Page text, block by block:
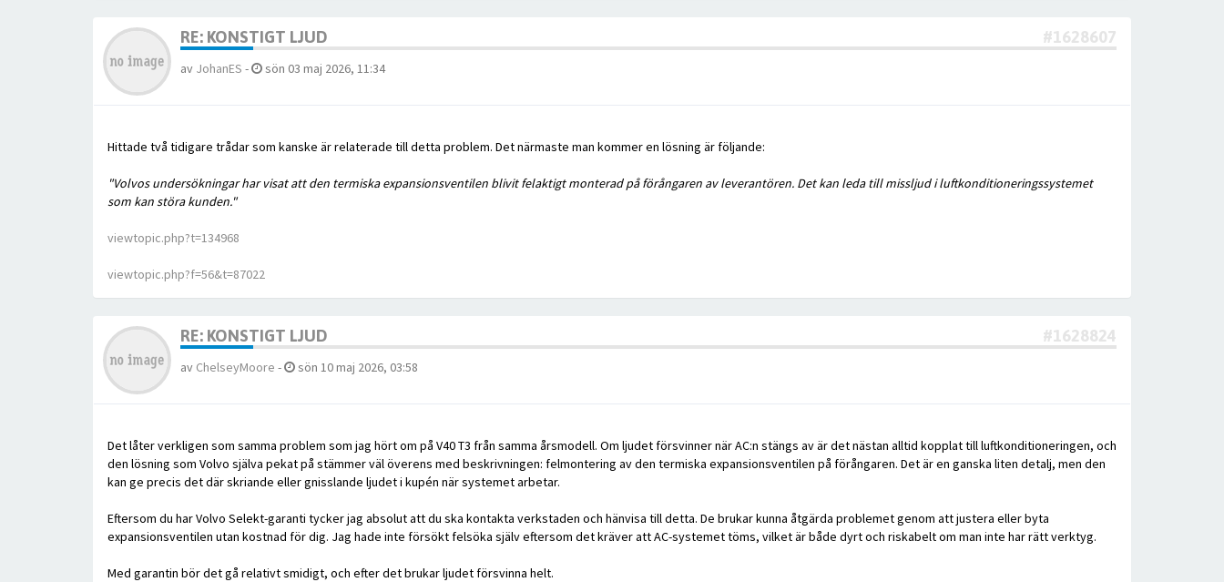
RE: KONSTIGT LJUD #1628607
av JohanES - sön 03 maj 2026, 11:34
Hittade två tidigare trådar som kanske är relaterade till detta problem. Det närmaste man kommer en lösning är följande:
"Volvos undersökningar har visat att den termiska expansionsventilen blivit felaktigt monterad på förångaren av leverantören. Det kan leda till missljud i luftkonditioneringssystemet
som kan störa kunden."
viewtopic.php?t=134968
viewtopic.php?f=56&t=87022
RE: KONSTIGT LJUD #1628824
av ChelseyMoore - sön 10 maj 2026, 03:58
Det låter verkligen som samma problem som jag hört om på V40 T3 från samma årsmodell. Om ljudet försvinner när AC:n stängs av är det nästan alltid kopplat till luftkonditioneringen, och
den lösning som Volvo själva pekat på stämmer väl överens med beskrivningen: felmontering av den termiska expansionsventilen på förångaren. Det är en ganska liten detalj, men den
kan ge precis det där skriande eller gnisslande ljudet i kupén när systemet arbetar.
Eftersom du har Volvo Selekt-garanti tycker jag absolut att du ska kontakta verkstaden och hänvisa till detta. De brukar kunna åtgärda problemet genom att justera eller byta
expansionsventilen utan kostnad för dig. Jag hade inte försökt felsöka själv eftersom det kräver att AC-systemet töms, vilket är både dyrt och riskabelt om man inte har rätt verktyg.
Med garantin bör det gå relativt smidigt, och efter det brukar ljudet försvinna helt.